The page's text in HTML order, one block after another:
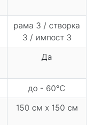
рама 3 / створка
3 / импост 3
Да
до - 60°С
150 см х 150 см